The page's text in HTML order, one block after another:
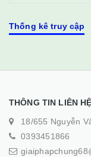
Thống kê truy cập
THÔNG TIN LIÊN HỆ
18/655 Nguyễn
0393451866